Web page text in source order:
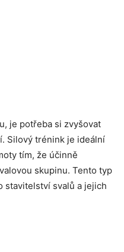
je potřeba si zvyšovat
Silový trénink je ideální
tím, že účinně
skupinu. Tento typ
stavitelství svalů a jejich